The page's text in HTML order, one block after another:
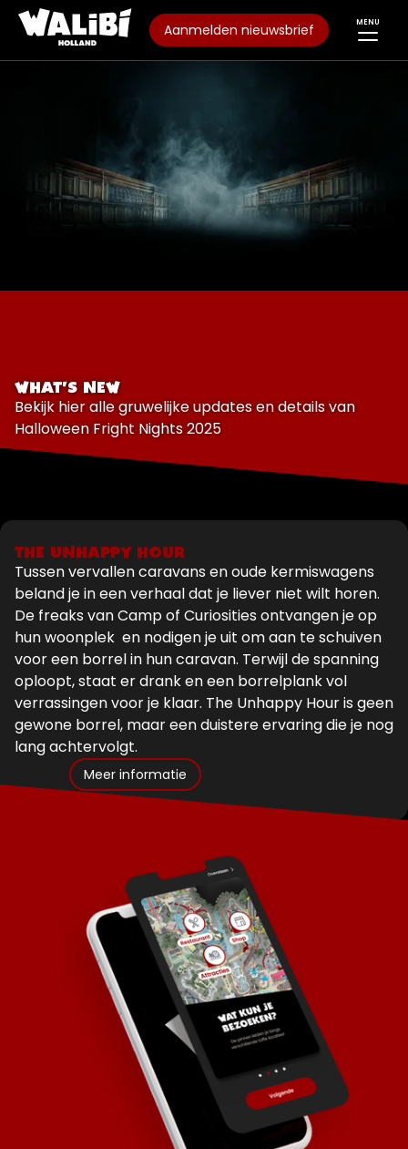
Aanmelden nieuwsbrief MENU
WHAT'S NEW
Bekijk hier alle gruwelijke updates en details van
Halloween Fright Nights 2025
THE UNHAPPY HOUR
Tussen vervallen caravans en oude kermiswagens
beland je in een verhaal dat je liever niet wilt horen.
De freaks van Camp of Curiosities ontvangen je op
hun woonplek en nodigen je uit om aan te schuiven
voor een borrel in hun caravan. Terwijl de spanning
oploopt, staat er drank en een borrelplank vol
verrassingen voor je klaar. The Unhappy Hour is geen
gewone borrel, maar een duistere ervaring die je nog
lang achtervolgt.
Meer informatie